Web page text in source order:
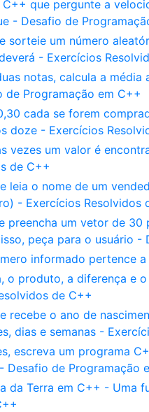
que pergunte a
- Desafio de
sorteie um número
- Exercícios
notas, calcula a
Programação em C++
cada se forem
doze - Exercícios
vezes um valor é
de C++
leia o nome de um
- Exercícios Resolvidos
preencha um vetor de
peça para o usuário -
informado pertence
o produto, a diferença e
de C++
recebe o ano de
dias e semanas -
escreva um programa
Desafio de Programação
da Terra em C++ - Uma